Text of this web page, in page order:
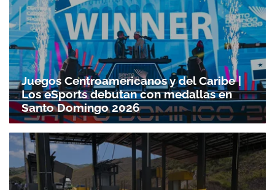
Juegos Centroamericanos y del Caribe |
Los eSports debutan con medallas en
Santo Domingo 2026